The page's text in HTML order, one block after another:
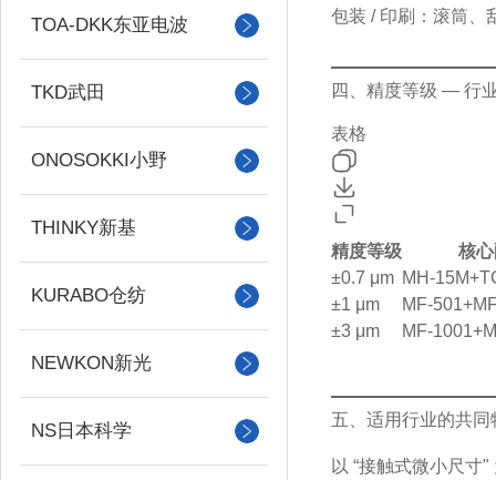
TOA-DKK东亚电波
TKD武田
ONOSOKKI小野
THINKY新基
KURABO仓纺
NEWKON新光
NS日本科学
包装 / 印刷 ：滚筒
四、精度等级 — 行
表格
精度等级
核
±0.7 μm
±1 μm
±3 μm
五、适用行业的共同
以 “接触式微小尺寸"